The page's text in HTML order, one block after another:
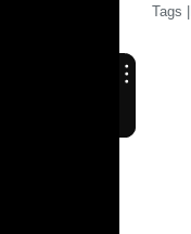
Tags |